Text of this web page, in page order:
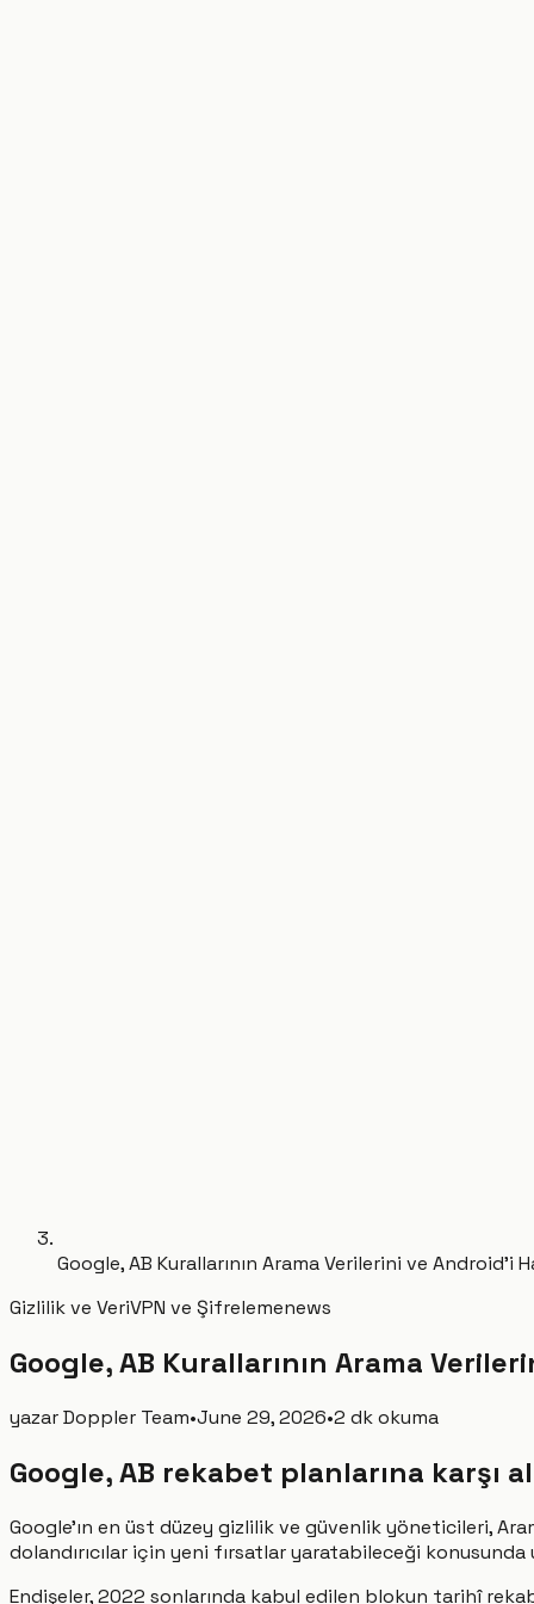
Google, AB Kurallarının Arama Verilerini ve Android'i
Gizlilik ve VeriVPN ve Şifrelemenews
Google, AB Kurallarının Arama
yazarDoppler Team•June 29, 2026•2 dk okuma
Google, AB rekabet planlarına karşı
Google’ın en üst düzey gizlilik ve güvenlik yöneticileri,
dolandırıcılar için yeni fırsatlar yaratabileceği
Endişeler, 2022 sonlarında kabul edilen blokun tarihî